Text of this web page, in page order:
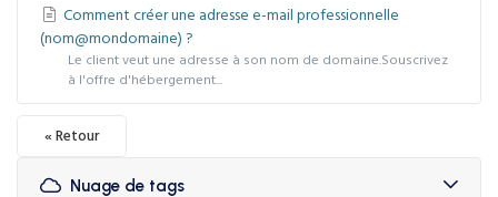
Comment créer une adresse e-mail professionnelle
(nom@mondomaine) ?
Le client veut une adresse à son nom de domaine.Souscrivez
à l'offre d'hébergement...
« Retour
Nuage de tags